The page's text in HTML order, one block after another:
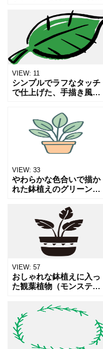
して葉脈だけを残す実験
をしました。 複雑な葉脈
が綺麗に残り、それはま
るで動物の血管のようで
し
VIEW: 11
シンプルでラフなタッチ
で仕上げた、手描き風の
です。 堅苦しくなく可愛
くなり過ぎない勢いのあ
るイメージで使い勝手が
よいと思いますので 色々
VIEW: 33
やわらかな色合いで描か
れた鉢植えのグリーン素
シンプルな線画が優しい
印象を与え、ナチュラル
で落ち着いた雰囲気を演
出します。インテリアや
VIEW: 57
おしゃれな鉢植えに入っ
た観葉植物（モンステラ
す。ボタニカルでナチュ
ラルな雰囲気を演出した
いデザインにぴったりで
す。カフェのメニュー、
インテリ